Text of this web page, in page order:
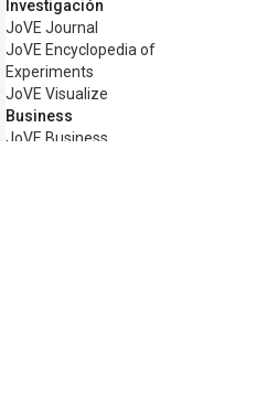
Investigación
JoVE Journal
JoVE Encyclopedia of
Experiments
JoVE Visualize
Business
JoVE Business